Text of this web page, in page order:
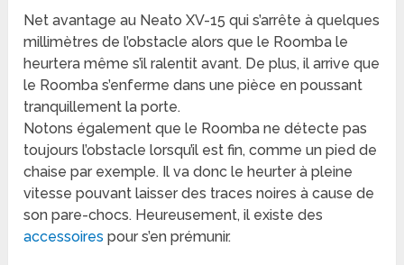
Net avantage au Neato XV-15 qui s’arrête à quelques
millimètres de l’obstacle alors que le Roomba le
heurtera même s’il ralentit avant. De plus, il arrive que
le Roomba s’enferme dans une pièce en poussant
tranquillement la porte.
Notons également que le Roomba ne détecte pas
toujours l’obstacle lorsqu’il est fin, comme un pied de
chaise par exemple. Il va donc le heurter à pleine
vitesse pouvant laisser des traces noires à cause de
son pare-chocs. Heureusement, il existe des
accessoires pour s’en prémunir.